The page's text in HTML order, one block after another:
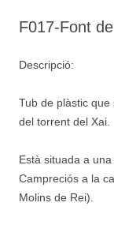
F017-Font
Descripció:
Tub de plàstic que
del torrent del Xai.
Està situada a
Campreciós a la
Molins de Rei).